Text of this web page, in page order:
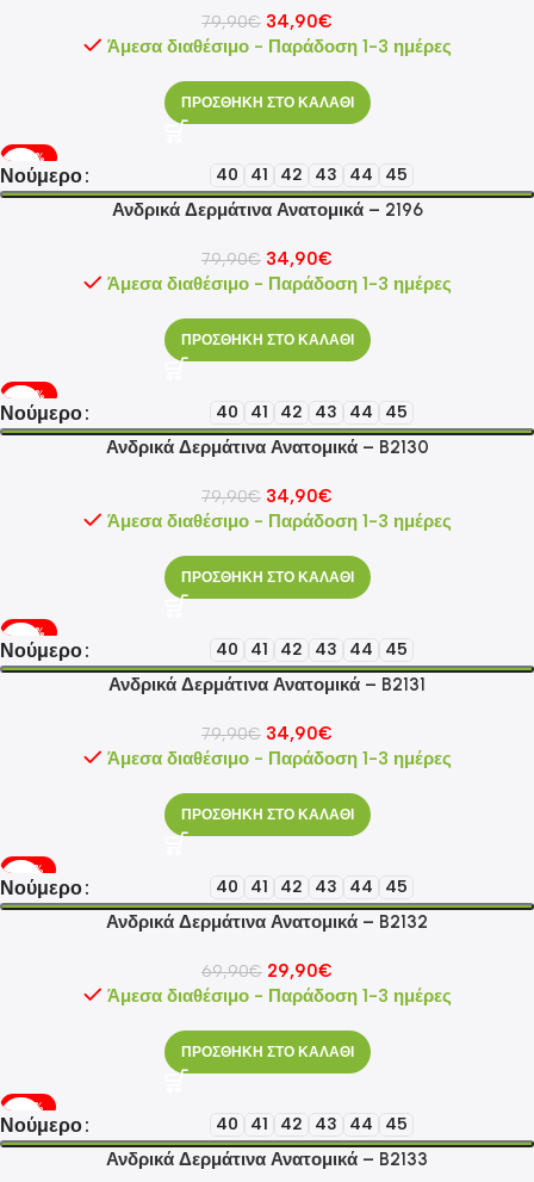
79,90€ 34,90€
Άμεσα διαθέσιμο - Παράδοση 1-3 ημέρες
ΠΡΟΣΘΗΚΗ ΣΤΟ ΚΑΛΑΘΙ
-56%
Νούμερο 40 41 42 43 44 45
Ανδρικά Δερμάτινα Ανατομικά – 2196
79,90€ 34,90€
Άμεσα διαθέσιμο - Παράδοση 1-3 ημέρες
ΠΡΟΣΘΗΚΗ ΣΤΟ ΚΑΛΑΘΙ
-56%
Νούμερο 40 41 42 43 44 45
Ανδρικά Δερμάτινα Ανατομικά – B2130
79,90€ 34,90€
Άμεσα διαθέσιμο - Παράδοση 1-3 ημέρες
ΠΡΟΣΘΗΚΗ ΣΤΟ ΚΑΛΑΘΙ
-56%
Νούμερο 40 41 42 43 44 45
Ανδρικά Δερμάτινα Ανατομικά – B2131
79,90€ 34,90€
Άμεσα διαθέσιμο - Παράδοση 1-3 ημέρες
ΠΡΟΣΘΗΚΗ ΣΤΟ ΚΑΛΑΘΙ
-57%
Νούμερο 40 41 42 43 44 45
Ανδρικά Δερμάτινα Ανατομικά – B2132
69,90€ 29,90€
Άμεσα διαθέσιμο - Παράδοση 1-3 ημέρες
ΠΡΟΣΘΗΚΗ ΣΤΟ ΚΑΛΑΘΙ
-57%
Νούμερο 40 41 42 43 44 45
Ανδρικά Δερμάτινα Ανατομικά – B2133